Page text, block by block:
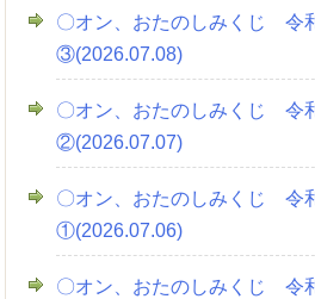
〇オン、おたのしみくじ 令
③(2026.07.08)
〇オン、おたのしみくじ 令
②(2026.07.07)
〇オン、おたのしみくじ 令
①(2026.07.06)
〇オン、おたのしみくじ 令